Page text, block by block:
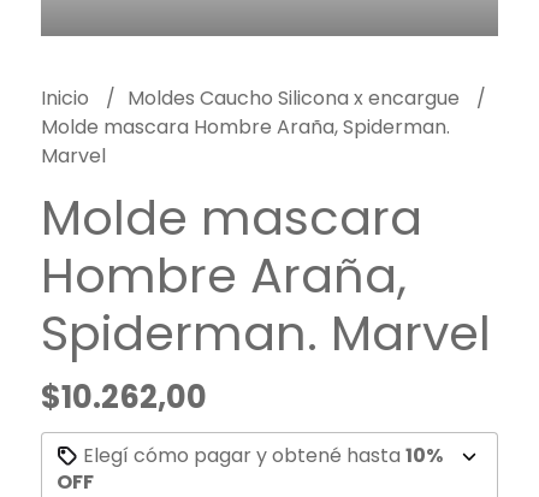
Inicio
Moldes Caucho Silicona x encargue
Molde mascara Hombre Araña, Spiderman.
Marvel
Molde mascara
Hombre Araña,
Spiderman. Marvel
$10.262,00
Elegí cómo pagar y obtené hasta 10%
OFF